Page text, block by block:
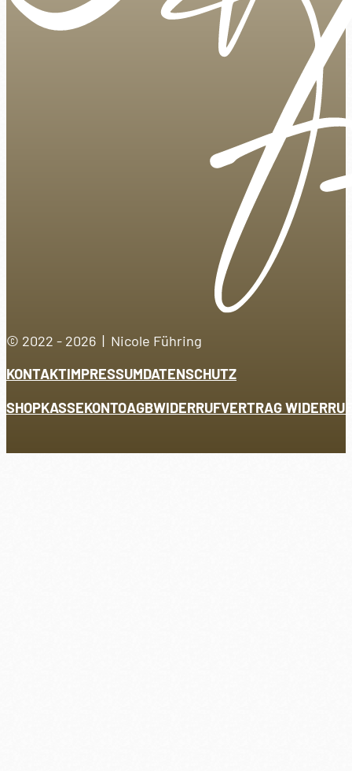
© 2022 - 2026 | Nicole Führing
KONTAKTIMPRESSUMDATENSCHUTZ
SHOPKASSEKONTOAGBWIDERRUFVERTRAG